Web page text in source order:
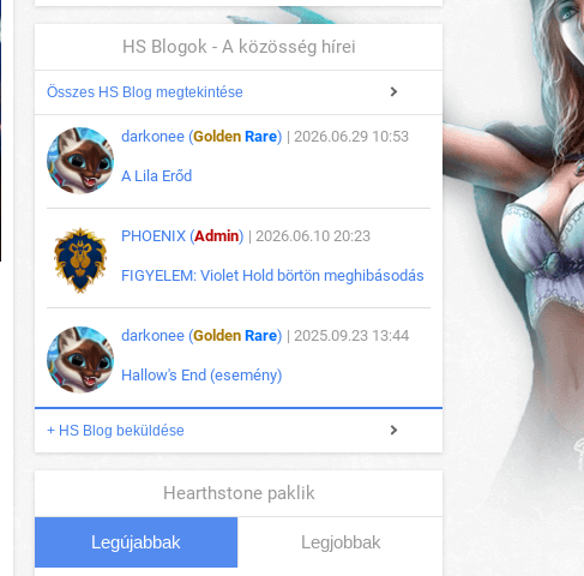
HS Blogok - A közösség hírei
Összes HS Blog megtekintése
darkonee (Golden Rare) | 2026.06.29 10:53
A Lila Erőd
PHOENIX (Admin) | 2026.06.10 20:23
FIGYELEM: Violet Hold börtön meghibásodás
darkonee (Golden Rare) | 2025.09.23 13:44
Hallow's End (esemény)
+ HS Blog beküldése
Hearthstone paklik
Legújabbak Legjobbak